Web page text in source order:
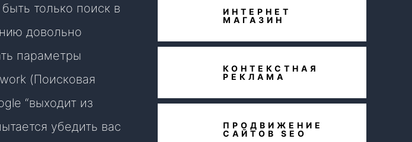
только поиск в
довольно
параметры
(Поисковая
“выходит из
убедить вас
ИНТЕРНЕТ
МАГАЗИН
КОНТЕКСТНАЯ
РЕКЛАМА
ПРОДВИЖЕНИЕ
САЙТОВ SEO